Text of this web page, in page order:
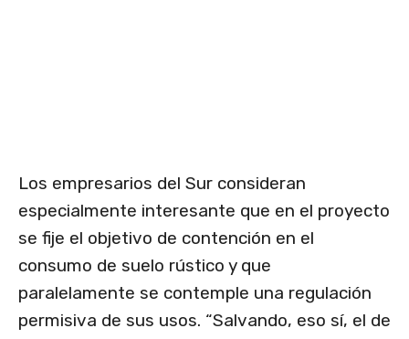
Los empresarios del Sur consideran
especialmente interesante que en el proyecto
se fije el objetivo de contención en el
consumo de suelo rústico y que
paralelamente se contemple una regulación
permisiva de sus usos. “Salvando, eso sí, el de